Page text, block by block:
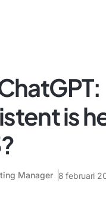
is
Manager 8 februari